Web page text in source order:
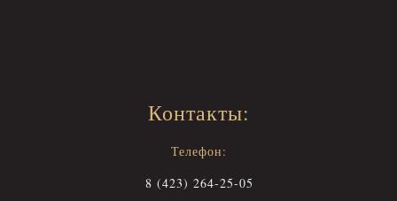
Контакты:
8 (423) 264-25-05
Телефон: